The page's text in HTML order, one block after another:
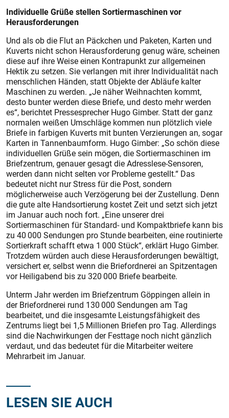
Individuelle Grüße stellen Sortiermaschinen vor
Herausforderungen
Und als ob die Flut an Päckchen und Paketen, Karten und
Kuverts nicht schon Herausforderung genug wäre, scheinen
diese auf ihre Weise einen Kontrapunkt zur allgemeinen
Hektik zu setzen. Sie verlangen mit ihrer Individualität nach
menschlichen Händen, statt Objekte der Abläufe kalter
Maschinen zu werden. „Je näher Weihnachten kommt,
desto bunter werden diese Briefe, und desto mehr werden
es“, berichtet Pressesprecher Hugo Gimber. Statt der ganz
normalen weißen Umschläge kommen nun plötzlich viele
Briefe in farbigen Kuverts mit bunten Verzierungen an, sogar
Karten in Tannenbaumform. Hugo Gimber: „So schön diese
individuellen Grüße sein mögen, die Sortiermaschinen im
Briefzentrum, genauer gesagt die Adresslese-Sensoren,
werden dann nicht selten vor Probleme gestellt.“ Das
bedeutet nicht nur Stress für die Post, sondern
möglicherweise auch Verzögerung bei der Zustellung. Denn
die gute alte Handsortierung kostet Zeit und setzt sich jetzt
im Januar auch noch fort. „Eine unserer drei
Sortiermaschinen für Standard- und Kompaktbriefe kann bis
zu 40 000 Sendungen pro Stunde bearbeiten, eine routinierte
Sortierkraft schafft etwa 1 000 Stück“, erklärt Hugo Gimber.
Trotzdem würden auch diese Herausforderungen bewältigt,
versichert er, selbst wenn die Briefordnerei an Spitzentagen
vor Heiligabend bis zu 320 000 Briefe bearbeite.
Unterm Jahr werden im Briefzentrum Göppingen allein in
der Briefordnerei rund 130 000 Sendungen am Tag
bearbeitet, und die insgesamte Leistungsfähigkeit des
Zentrums liegt bei 1,5 Millionen Briefen pro Tag. Allerdings
sind die Nachwirkungen der Festtage noch nicht gänzlich
verdaut, und das bedeutet für die Mitarbeiter weitere
Mehrarbeit im Januar.
LESEN SIE AUCH